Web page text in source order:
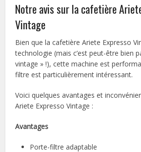
Notre avis sur la cafetière
Vintage
Bien que la cafetière Ariete Expresso
technologie (mais c’est peut-être bien
vintage » !), cette machine est
filtre est particulièrement intéressant.
Voici quelques avantages et
Ariete Expresso Vintage :
Avantages
Porte-filtre adaptable